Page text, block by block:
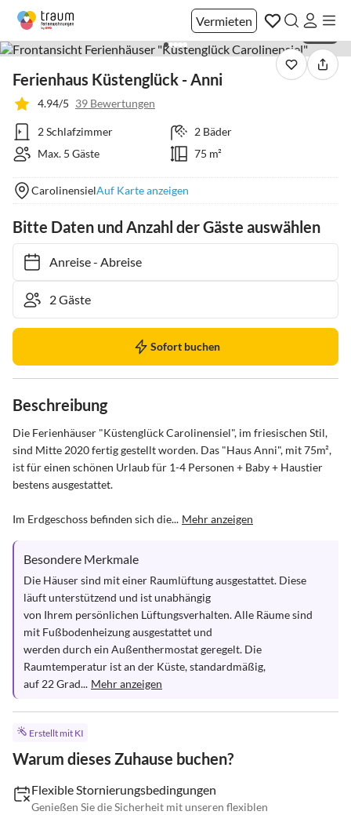
Vermieten
Ferienhaus Küstenglück - Anni
4.94/5 39 Bewertungen
2 Schlafzimmer
2 Bäder
Max. 5 Gäste
75 m²
CarolinensielAuf Karte anzeigen
Bitte Daten und Anzahl der Gäste auswählen
Anreise- Abreise
Sofort buchen
Beschreibung
Die Ferienhäuser "Küstenglück Carolinensiel", im friesischen Stil,
sind Mitte 2020 fertig gestellt worden. Das "Haus Anni", mit 75m²,
ist für einen schönen Urlaub für 1-4 Personen + Baby + Haustier
bestens ausgestattet.
Im Erdgeschoss befinden sich die... Mehr anzeigen
Besondere Merkmale
Die Häuser sind mit einer Raumlüftung ausgestattet. Diese
läuft unterstützend und ist unabhängig
von Ihrem persönlichen Lüftungsverhalten. Alle Räume sind
mit Fußbodenheizung ausgestattet und
werden durch ein Außenthermostat geregelt. Die
Raumtemperatur ist an der Küste, standardmäßig,
auf 22 Grad... Mehr anzeigen
Erstellt mit KI
Warum dieses Zuhause buchen?
Flexible Stornierungsbedingungen
Genießen Sie die Sicherheit mit unseren flexiblen